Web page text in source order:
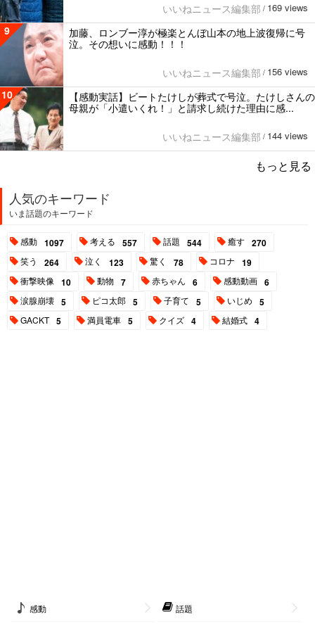
いいねニュース編集部 / 169 views
9
加藤、ロンブー淳が極楽とんぼ山本の地上波復帰に号
泣。その想いに感動！！！
いいねニュース編集部 / 156 views
10
【感動実話】ビートたけしが葬式で号泣。たけしさんの
母親が「小遣いくれ！」と請求し続けた理由に感...
いいねニュース編集部 / 144 views
もっと見る
人気のキーワード
いま話題のキーワード
感動 1097 考える 557 話題 544 癒す 270
笑う 264 泣く 123 驚く 78 コロナ 19
衝撃映像 10 動物 7 赤ちゃん 6 感動動画 6
涙腺崩壊 5 ピコ太郎 5 子育て 5 いじめ 5
GACKT 5 満員電車 5 クイズ 4 結婚式 4
感動 話題